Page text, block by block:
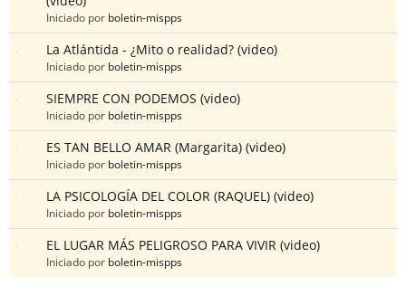
Iniciado por boletin-mispps
La Atlántida - ¿Mito o realidad? (video)
Iniciado por boletin-mispps
SIEMPRE CON PODEMOS (video)
Iniciado por boletin-mispps
ES TAN BELLO AMAR (Margarita) (video)
Iniciado por boletin-mispps
LA PSICOLOGÍA DEL COLOR (RAQUEL) (video)
Iniciado por boletin-mispps
EL LUGAR MÁS PELIGROSO PARA VIVIR (video)
Iniciado por boletin-mispps